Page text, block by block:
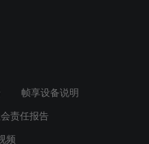
帧享设备说明
责任报告
频